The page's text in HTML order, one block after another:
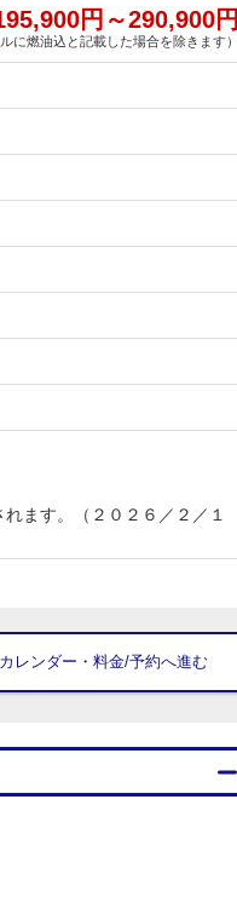
円～290,900円
に燃油込と記載した場合を除きます）
ます。（２０２６／２／１
▼ カレンダー・料金/予約へ進む